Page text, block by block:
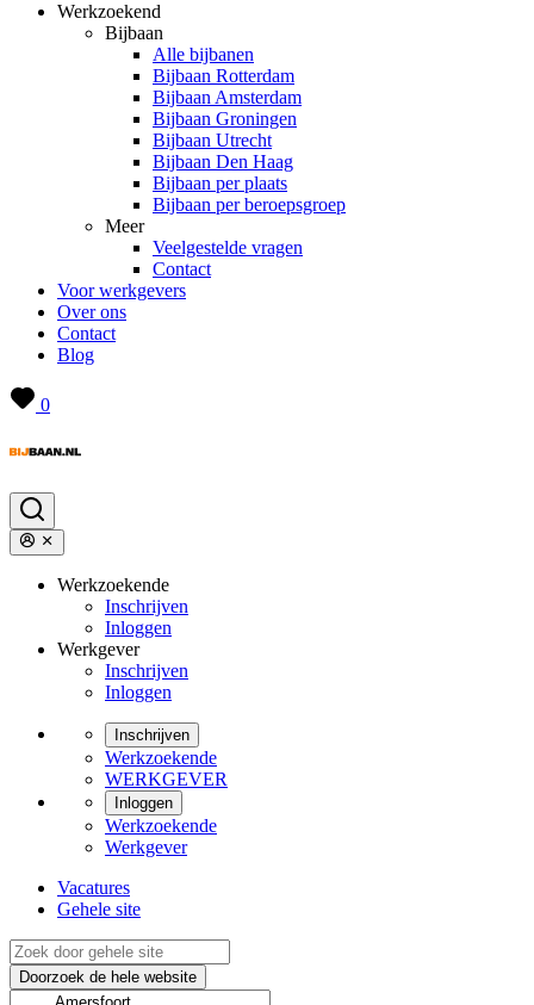
Werkzoekend
Bijbaan
Alle bijbanen
Bijbaan Rotterdam
Bijbaan Amsterdam
Bijbaan Groningen
Bijbaan Utrecht
Bijbaan Den Haag
Bijbaan per plaats
Bijbaan per beroepsgroep
Meer
Veelgestelde vragen
Contact
Voor werkgevers
Over ons
Contact
Blog
0
Werkzoekende
Inschrijven
Inloggen
Werkgever
Inschrijven
Inloggen
Inschrijven
Werkzoekende
WERKGEVER
Inloggen
Werkzoekende
Werkgever
Vacatures
Gehele site